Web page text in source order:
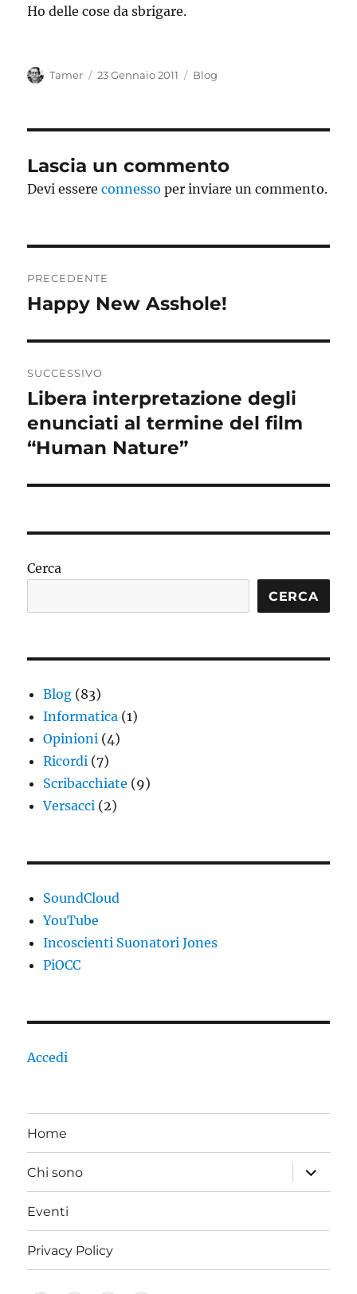
Ho delle cose da sbrigare.
Autore
Tamer
Pubblicato
23 Gennaio 2011 Categorie
Blog
Lascia un commento
Devi essereconnesso per inviare un commento.
articoli
PRECEDENTE
Articolo
Happy New Asshole!
SUCCESSIVO
Articolo
successivo:
Libera interpretazione degli
enunciati al termine del film
“Human Nature”
Cerca
CERCA
Blog (83)
Informatica (1)
Opinioni (4)
Ricordi (7)
Scribacchiate (9)
Versacci (2)
SoundCloud
YouTube
Incoscienti Suonatori Jones
PiOCC
Accedi
Home
Chi sono
apri
i
menu
Eventi
Privacy Policy